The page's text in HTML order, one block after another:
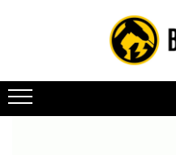
Toate Produsele
Vehicule electrice
Atv